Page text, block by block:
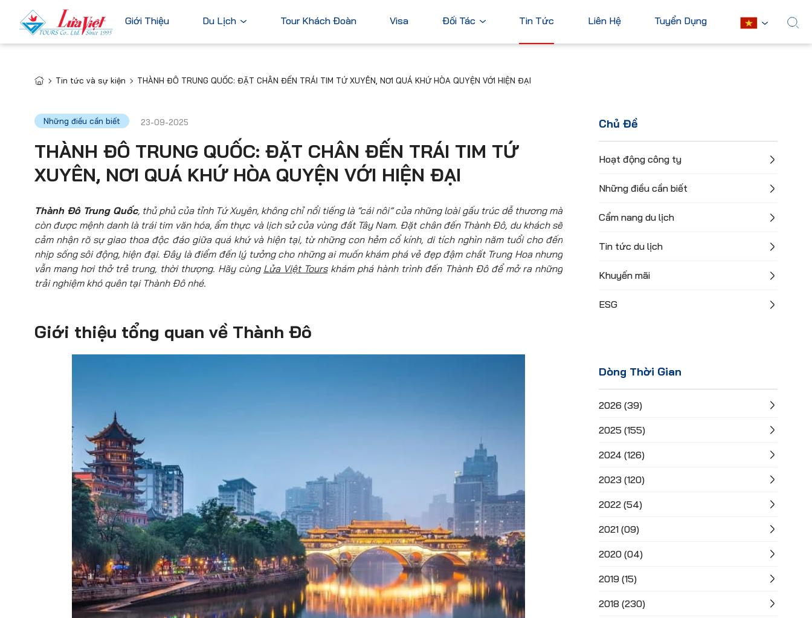
Giới Thiệu Du Lịch
Du Lịch Trong Nước
Tour Cao Cấp
Đức
Ý
Xem tất cả
Hàn Quốc
Đài Loan
Xem tất cả
Xem tất cả
Tour Khách Đoàn Visa Đối Tác Tin Tức Liên Hệ Tuyển Dụng
Tin tức và sự kiện THÀNH ĐÔ TRUNG QUỐC: ĐẶT CHÂN ĐẾN TRÁI TIM TỨ XUYÊN, NƠI QUÁ KHỨ HÒA QUYỆN VỚI HIỆN ĐẠI
Những điều cần biết 23-09-2025
THÀNH ĐÔ TRUNG QUỐC: ĐẶT CHÂN ĐẾN TRÁI TIM TỨ
XUYÊN, NƠI QUÁ KHỨ HÒA QUYỆN VỚI HIỆN ĐẠI
Thành Đô Trung Quốc, thủ phủ của tỉnh Tứ Xuyên, không chỉ nổi tiếng là “cái nôi” của những loài gấu trúc dễ thương mà
còn được mệnh danh là trái tim văn hóa, ẩm thực và lịch sử của vùng đất Tây Nam. Đặt chân đến Thành Đô, du khách sẽ
cảm nhận rõ sự giao thoa độc đáo giữa quá khứ và hiện tại, từ những con hẻm cổ kính, di tích nghìn năm tuổi cho đến
nhịp sống sôi động, hiện đại. Đây là điểm đến lý tưởng cho những ai muốn khám phá vẻ đẹp đậm chất Trung Hoa nhưng
vẫn mang hơi thở trẻ trung, thời thượng. Hãy cùng Lửa Việt Tourskhám phá hành trình đến Thành Đô để mở ra những
trải nghiệm khó quên tại Thành Đô nhé.
Giới thiệu tổng quan về Thành Đô
Chủ Đề
Hoạt động công ty
Những điều cần biết
Cẩm nang du lịch
Tin tức du lịch
Khuyến mãi
ESG
Dòng Thời Gian
2026 (39)
2025 (155)
2024 (126)
2023 (120)
2022 (54)
2021 (09)
2020 (04)
2019 (15)
2018 (230)